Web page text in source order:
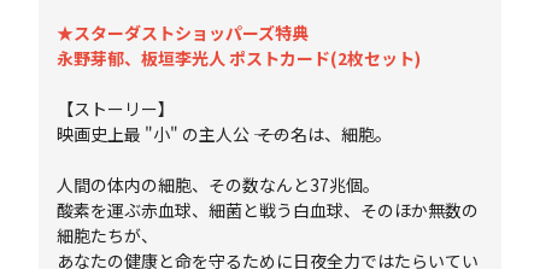
★スターダストショッパーズ特典
永野芽郁、板垣李光人 ポストカード(2枚セット)
【ストーリー】
映画史上最 "小" の主人公 ―― その名は、細胞。
人間の体内の細胞、その数なんと37兆個。
酸素を運ぶ赤血球、細菌と戦う白血球、そのほか無数の
細胞たちが、
あなたの健康と命を守るために日夜全力ではたらいてい